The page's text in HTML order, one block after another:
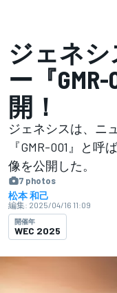
ジェネ
ー『
開！
ジェネシスは、ニ
『GMR-001』と
像を公開した。
7 photos
松本 和己
編集: 2025/04/16 11:09
開催年
WEC 2025